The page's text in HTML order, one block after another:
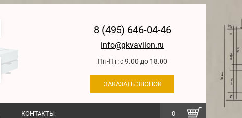
8 (495) 646-04-46
info@gkvavilon.ru
Пн-Пт: с 9.00 до 18.00
ЗАКАЗАТЬ ЗВОНОК
0
КОНТАКТЫ